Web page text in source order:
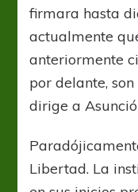
firmara hasta
actualmente
anteriormente
por delante,
dirige a
Libertad. La